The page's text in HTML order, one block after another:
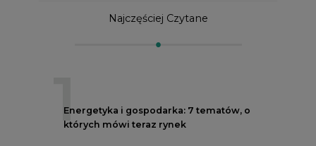
Najczęściej Czytane
1
Energetyka i gospodarka: 7 tematów, o
których mówi teraz rynek